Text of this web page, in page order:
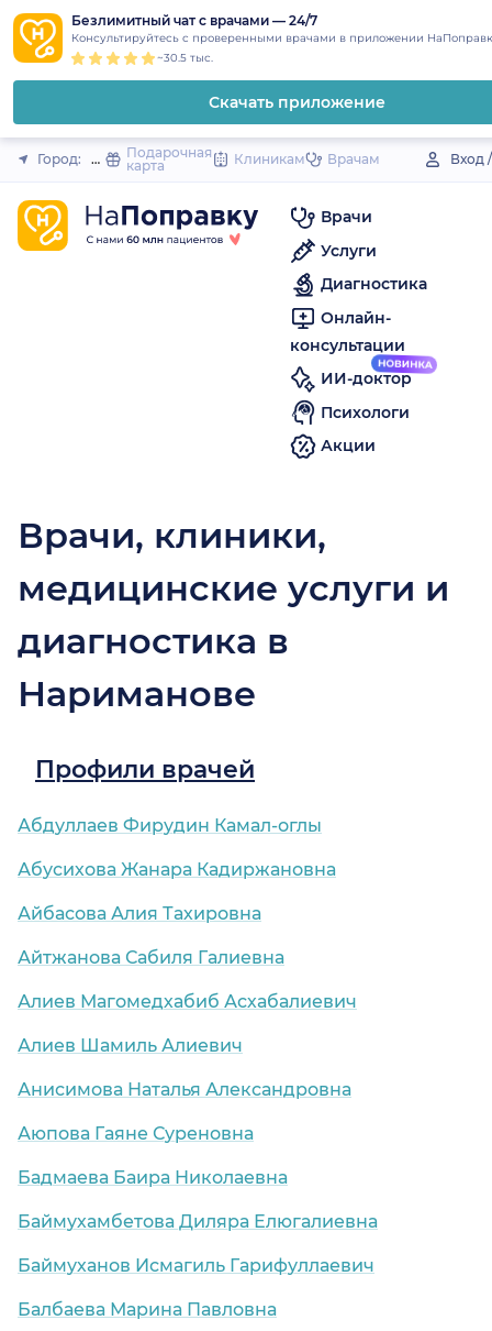
to
content
Безлимитный чат с врачами — 24/7
Консультируйтесь с проверенными врачами в приложении
~30.5 тыс.
Скачать приложение
Закрыть
Город: Нариманов
Подарочная
карта
Клиникам Врачам Вход
Врачи
Услуги
Диагностика
Онлайн-
консультации
ИИ-доктор
Психологи
Акции
Врачи, клиники,
медицинские услуги и
диагностика в
Нариманове
Профили врачей
Абдуллаев Фирудин Камал-оглы
Абусихова Жанара Кадиржановна
Айбасова Алия Тахировна
Айтжанова Сабиля Галиевна
Алиев Магомедхабиб Асхабалиевич
Алиев Шамиль Алиевич
Анисимова Наталья Александровна
Аюпова Гаяне Суреновна
Бадмаева Баира Николаевна
Баймухамбетова Диляра Елюгалиевна
Баймуханов Исмагиль Гарифуллаевич
Балбаева Марина Павловна